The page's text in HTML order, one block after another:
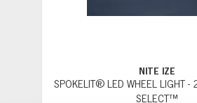
NITE IZE
SPOKELIT® LED WHEEL LIGHT -
SELECT™